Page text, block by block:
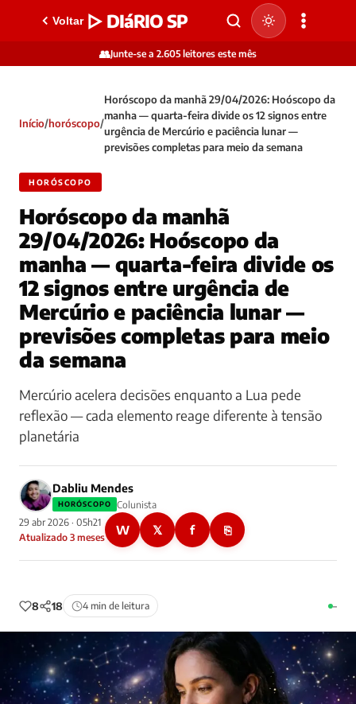
Voltar ▷ DIáRIO SP
👥Junte-se a 2.605 leitores este mês
Início/horóscopo/
Horóscopo da manhã 29/04/2026: Hoóscopo da
manha — quarta-feira divide os 12 signos entre
urgência de Mercúrio e paciência lunar —
previsões completas para meio da semana
HORÓSCOPO
Horóscopo da manhã
29/04/2026: Hoóscopo da
manha — quarta-feira divide os
12 signos entre urgência de
Mercúrio e paciência lunar —
previsões completas para meio
da semana
Mercúrio acelera decisões enquanto a Lua pede
reflexão — cada elemento reage diferente à tensão
planetária
Dabliu Mendes
HORÓSCOPO
Colunista
29 abr 2026 · 05h21
Atualizado 3 meses
W 𝕏 f ⎘
8 18 4 min de leitura –